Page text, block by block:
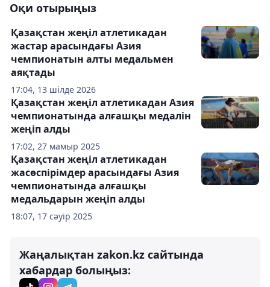
Оқи отырыңыз
17:04, 13 шілде 2026
Қазақстан жеңіл атлетикадан
жастар арасындағы Азия
чемпионатын алты медальмен
аяқтады
17:02, 27 мамыр 2025
Қазақстан жеңіл атлетикадан Азия
чемпионатында алғашқы медалін
жеңіп алды
18:07, 17 сәуір 2025
Қазақстан жеңіл атлетикадан
жасөспірімдер арасындағы Азия
чемпионатында алғашқы
медальдарын жеңіп алды
Жаңалықтан zakon.kz сайтында
хабардар болыңыз: